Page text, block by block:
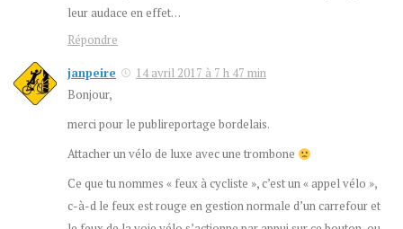
leur audace en effet…
Répondre
janpeire
14 avril 2017 à 7 h 47 min
Bonjour,
merci pour le publireportage bordelais.
Attacher un vélo de luxe avec une trombone
Ce que tu nommes « feux à cycliste », c’est un « appel vélo »,
c-à-d le feux est rouge en gestion normale d’un carrefour et